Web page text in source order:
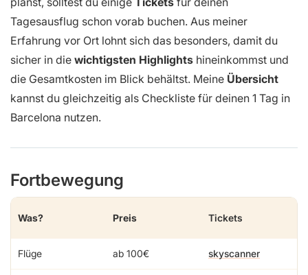
Tagesausflug schon vorab buchen. Aus meiner
Erfahrung vor Ort lohnt sich das besonders, damit du
sicher in die wichtigsten Highlights hineinkommst und
die Gesamtkosten im Blick behältst. Meine Übersicht
kannst du gleichzeitig als Checkliste für deinen 1 Tag in
Barcelona nutzen.
Fortbewegung
Was? Preis Tickets
Flüge ab 100€ skyscanner